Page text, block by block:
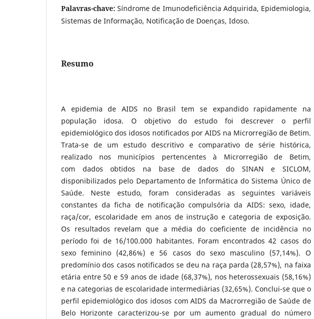
Palavras-chave:Síndrome de Imunodeficiência Adquirida, Epidemiologia,
Sistemas de Informação, Notificação de Doenças, Idoso.
Resumo
A epidemia de AIDS no Brasil tem se expandido rapidamente na
população idosa. O objetivo do estudo foi descrever o perfil
epidemiológico dos idosos notificados por AIDS na Microrregião de Betim.
Trata-se de um estudo descritivo e comparativo de série histórica,
realizado nos municípios pertencentes à Microrregião de Betim,
com dados obtidos na base de dados do SINAN e SICLOM,
disponibilizados pelo Departamento de Informática do Sistema Único de
Saúde. Neste estudo, foram consideradas as seguintes variáveis
constantes da ficha de notificação compulsória da AIDS: sexo, idade,
raça/cor, escolaridade em anos de instrução e categoria de exposição.
Os resultados revelam que a média do coeficiente de incidência no
período foi de 16/100.000 habitantes. Foram encontrados 42 casos do
sexo feminino (42,86%) e 56 casos do sexo masculino (57,14%). O
predomínio dos casos notificados se deu na raça parda (28,57%), na faixa
etária entre 50 e 59 anos de idade (68,37%), nos heterossexuais (58,16%)
e na categorias de escolaridade intermediárias (32,65%). Conclui-se que o
perfil epidemiológico dos idosos com AIDS da Macrorregião de Saúde de
Belo Horizonte caracterizou-se por um aumento gradual do número